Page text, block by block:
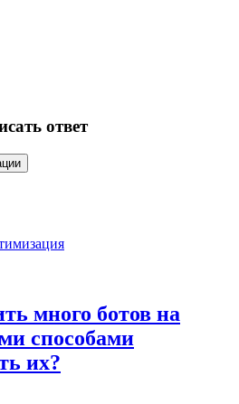
ответ
много ботов на
способами
их?